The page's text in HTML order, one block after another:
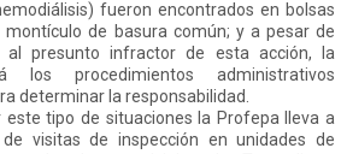
fueron encontrados en bolsas
de basura común; y a pesar de
presunto infractor de esta acción, la
los procedimientos administrativos
determinar la responsabilidad.
este tipo de situaciones la Profepa lleva a
visitas de inspección en unidades de